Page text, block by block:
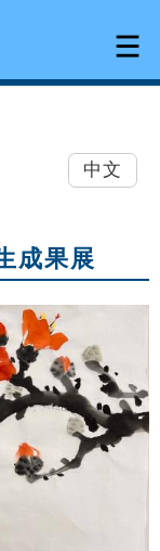
中文
成果展